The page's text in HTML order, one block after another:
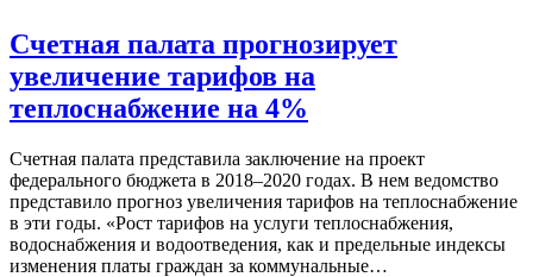
Счетная палата прогнозирует
увеличение тарифов на
теплоснабжение на 4%
Счетная палата представила заключение на проект
федерального бюджета в 2018–2020 годах. В нем ведомство
представило прогноз увеличения тарифов на теплоснабжение
в эти годы. «Рост тарифов на услуги теплоснабжения,
водоснабжения и водоотведения, как и предельные индексы
изменения платы граждан за коммунальные…